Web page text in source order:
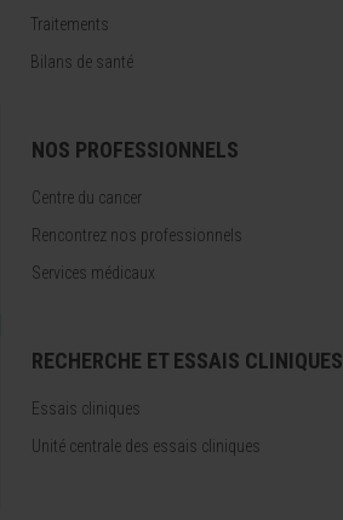
Traitements
Bilans de santé
NOS PROFESSIONNELS
Centre du cancer
Rencontrez nos professionnels
Services médicaux
RECHERCHE ET ESSAIS CLINIQUES
Essais cliniques
Unité centrale des essais cliniques